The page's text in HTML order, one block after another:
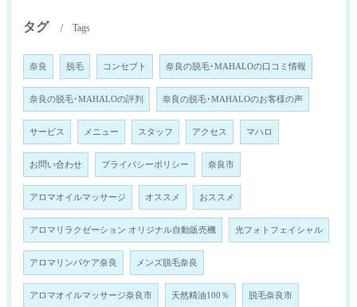
タグ Tags
奈良 脱毛 コンセプト 奈良の脱毛･MAHALOの口コミ情報
奈良の脱毛･MAHALOの評判 奈良の脱毛･MAHALOのお客様の声
サービス メニュー スタッフ アクセス マハロ
お問い合わせ プライバシーポリシー 奈良市
アロマオイルマッサージ オススメ おススメ
アロマリラクゼーション オリジナル自動販売機 光フォトフェイシャル
アロマリンパケア奈良 メンズ脱毛奈良
アロマオイルマッサージ奈良市 天然精油100％ 脱毛奈良市